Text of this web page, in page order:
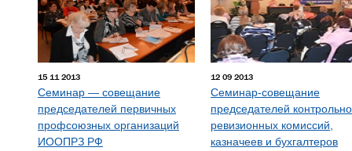
15 11 2013
Семинар — совещание
председателей первичных
профсоюзных организаций
ИООПРЗ РФ
12 09 2013
Семинар-совещание
председателей
ревизионных комиссий,
казначеев и бухгалтеров